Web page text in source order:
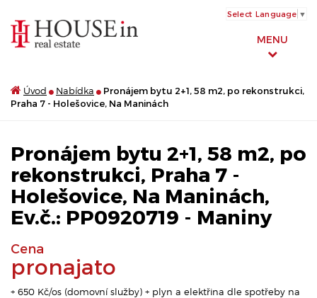
MENU
Select Language ▼
Úvod Nabídka
Pronájem bytu 2+1, 58 m2, po rekonstrukci,
Praha 7 - Holešovice, Na Maninách
Pronájem bytu 2+1, 58 m2, po
rekonstrukci, Praha 7 -
Holešovice, Na Maninách,
Ev.č.: PP0920719 - Maniny
Cena
pronajato
+ 650 Kč/os (domovní služby) + plyn a elektřina dle spotřeby na